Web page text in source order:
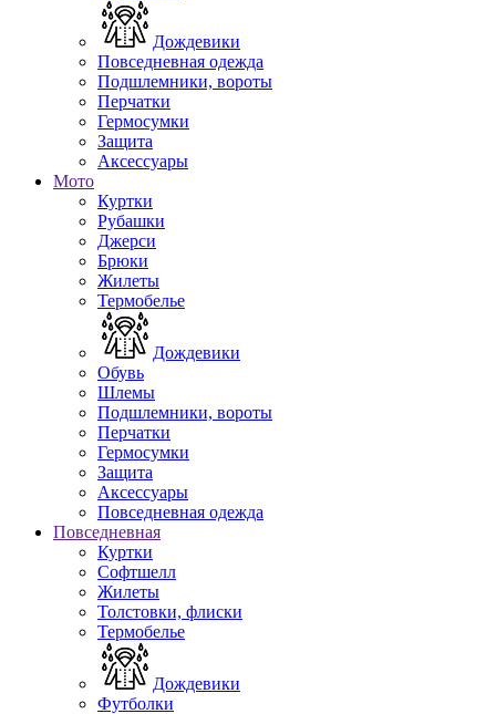
Дождевики
Повседневная одежда
Подшлемники, вороты
Перчатки
Гермосумки
Защита
Аксессуары
Мото
Куртки
Рубашки
Джерси
Брюки
Жилеты
Термобелье
Дождевики
Обувь
Шлемы
Подшлемники, вороты
Перчатки
Гермосумки
Защита
Аксессуары
Повседневная одежда
Повседневная
Куртки
Софтшелл
Жилеты
Толстовки, флиски
Термобелье
Дождевики
Футболки